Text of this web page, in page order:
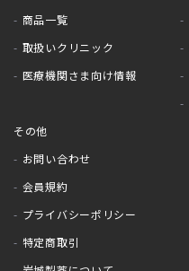
商品一覧
取扱いクリニック
医療機関さま向け情報
その他
お問い合わせ
会員規約
プライバシーポリシー
特定商取引